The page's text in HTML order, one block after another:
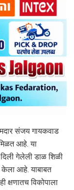
संजय गायकवाड
मिळत आहे. या
गेलेली डाळ शिळी
केला आहे. याबाबत
क्षणातच विकोपाला